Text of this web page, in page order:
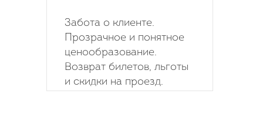
Забота о клиенте.
Прозрачное и понятное
ценообразование.
Возврат билетов, льготы
и скидки на проезд.